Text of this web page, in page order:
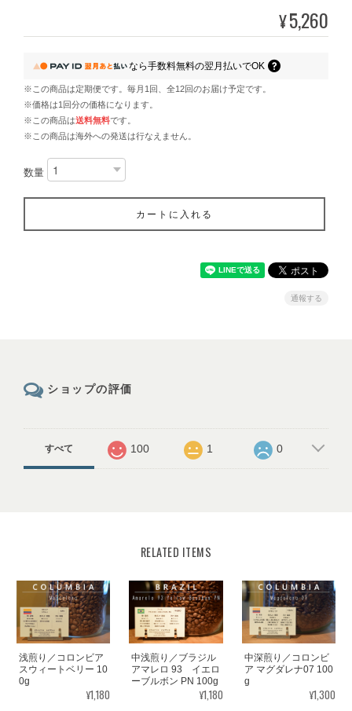
¥5,260
なら手数料無料の翌月払いでOK
※この商品は定期便です。毎月1回、全12回のお届け予定です。
※価格は1回分の価格になります。
※この商品は送料無料です。
※この商品は海外への発送は行なえません。
数量
カートに入れる
通報する
ショップの評価
すべて 100 1 0
RELATED ITEMS
浅煎り／コロンビア
スウィートベリー 10
0g
¥1,180
中浅煎り／ブラジル
アマレロ 93 イエロ
ーブルボン PN 100g
¥1,180
中深煎り／コロンビ
ア マグダレナ07 100
g
¥1,300